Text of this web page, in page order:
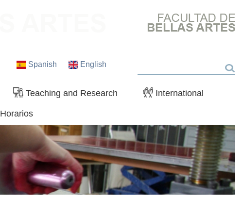
Spanish English
Teaching and Research
International
Horarios